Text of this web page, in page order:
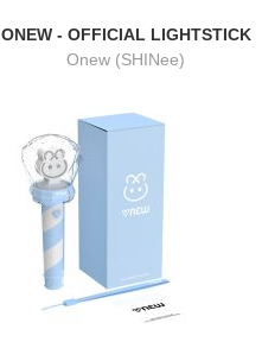
ONEW - OFFICIAL LIGHTSTICK
Onew (SHINee)